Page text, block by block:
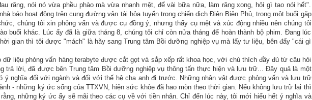
răng, nói nó vừa phều phào mà vừa nhanh mệt, để vài bữa nữa, làm răng xong, hỏi gì tao nói hết".
báo hoạt động trên cung đường vận tải hỏa tuyến trong chiến dịch Điện Biên Phủ, trong một buổi gặp
chúng tôi xin phỏng vấn và được cụ đồng ý, nhưng thấy cụ mệt và xúc động nhiều nên chúng tôi
buổi khác. Lúc ấy đã là giữa tháng 8, chúng tôi chỉ còn nửa tháng để hoàn thành bộ phim. Đang lúc
gian thì tôi được "mách" là hãy sang Trung tâm Bồi dưỡng nghiệp vụ mà lấy tư liệu, bên đấy "cái gì
dữ liệu phỏng vấn hàng terabyte được cắt gọt và sắp xếp rất khoa học, với chú thích đầy đủ từ câu hỏi
trả lời, đã được bên Trung tâm Bồi dưỡng nghiệp vụ thông tấn thực hiện và lưu trữ... Đây quả là một
ý nghĩa đối với ngành và đối với thế hệ cha anh đi trước. Những nhân vật được phỏng vấn và lưu trữ
- những ký ức sống của TTXVN, hiện sức khỏe đã hao mòn theo thời gian. Nếu không lưu trữ lại thì
những ký ức ấy sẽ mãi theo các cụ về với tiền nhân. Chỉ đến lúc này, tôi mới hiểu hết ý nghĩa và